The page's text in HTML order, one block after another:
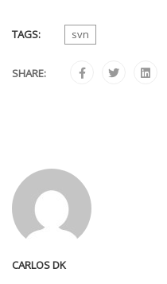
TAGS: svn
SHARE:
CARLOS DK